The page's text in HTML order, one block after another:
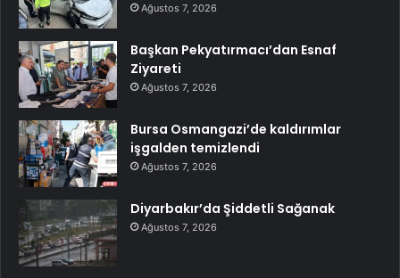
Ağustos 7, 2026
Başkan Pekyatırmacı’dan Esnaf
Ziyareti
Ağustos 7, 2026
Bursa Osmangazi’de kaldırımlar
işgalden temizlendi
Ağustos 7, 2026
Diyarbakır’da Şiddetli Sağanak
Ağustos 7, 2026